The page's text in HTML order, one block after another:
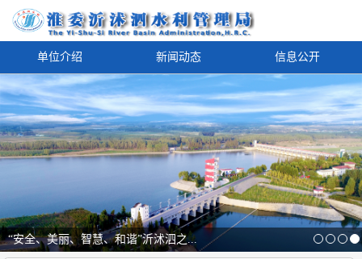
单位介绍 新闻动态 信息公开
“安全、美丽、智慧、和谐”沂沭泗之...